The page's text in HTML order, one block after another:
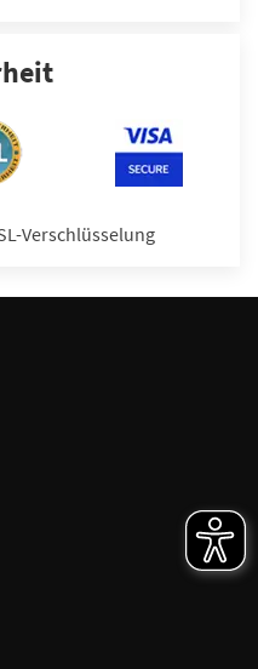
Verschlüsselung